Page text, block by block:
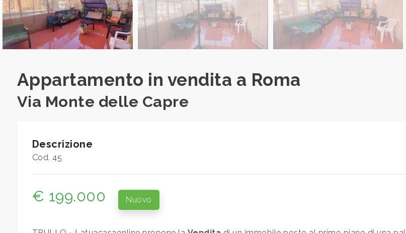
Appartamento in vendita a Roma
Via Monte delle Capre
Descrizione
Cod. 45
€ 199.000 Nuovo
Residenziali
Prezzo
Totale